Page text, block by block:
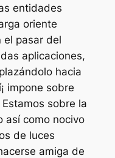
entidades
oriente
el pasar del
aplicaciones,
hacia
impone sobre
sobre la
así­ como nocivo
de luces
amiga de